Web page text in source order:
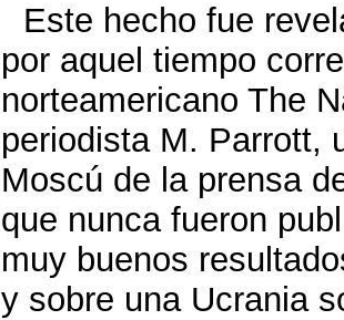
Este hecho fue
por aquel tiempo
norteamericano The
periodista M. Parrott,
Moscú de la prensa
que nunca fueron
muy buenos
y sobre una Ucrania